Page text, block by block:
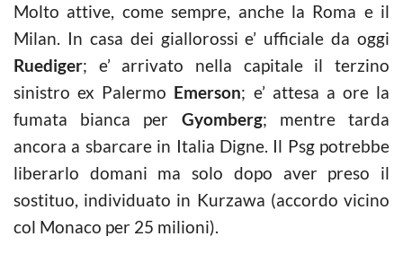
Molto attive, come sempre, anche la Roma e il
Milan. In casa dei giallorossi e’ ufficiale da oggi
Ruediger; e’ arrivato nella capitale il terzino
sinistro ex Palermo Emerson; e’ attesa a ore la
fumata bianca per Gyomberg; mentre tarda
ancora a sbarcare in Italia Digne. Il Psg potrebbe
liberarlo domani ma solo dopo aver preso il
sostituo, individuato in Kurzawa (accordo vicino
col Monaco per 25 milioni).